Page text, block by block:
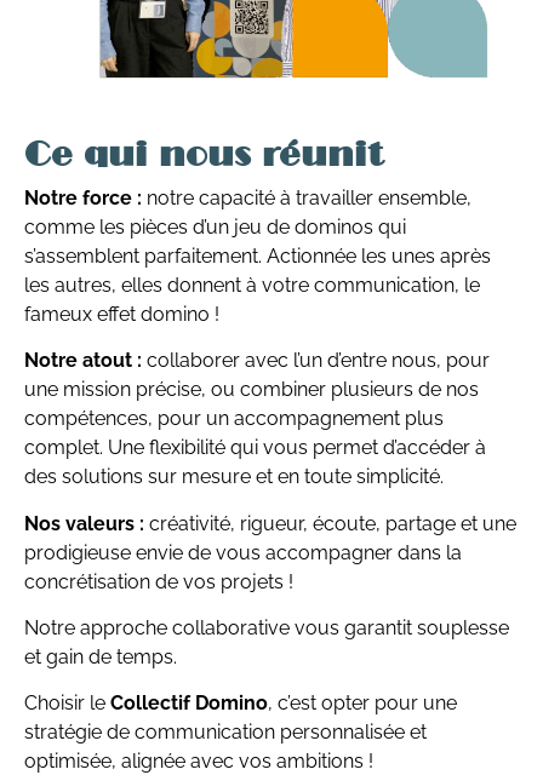
Ce qui nous réunit
Notre force : notre capacité à travailler ensemble,
comme les pièces d’un jeu de dominos qui
s’assemblent parfaitement. Actionnée les unes après
les autres, elles donnent à votre communication, le
fameux effet domino !
Notre atout : collaborer avec l’un d’entre nous, pour
une mission précise, ou combiner plusieurs de nos
compétences, pour un accompagnement plus
complet. Une flexibilité qui vous permet d’accéder à
des solutions sur mesure et en toute simplicité.
Nos valeurs : créativité, rigueur, écoute, partage et une
prodigieuse envie de vous accompagner dans la
concrétisation de vos projets !
Notre approche collaborative vous garantit souplesse
et gain de temps.
Choisir le Collectif Domino, c’est opter pour une
stratégie de communication personnalisée et
optimisée, alignée avec vos ambitions !